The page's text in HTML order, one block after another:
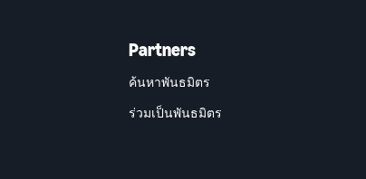
Partners
ค้นหาพันธมิตร
ร่วมเป็นพันธมิตร